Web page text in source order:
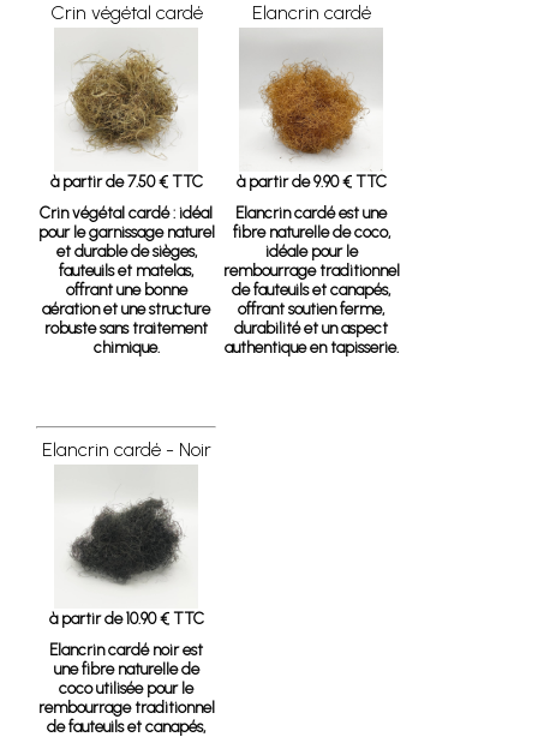
Crin végétal cardé
à partir de 7.50 € TTC
Crin végétal cardé: idéal
pour le garnissage naturel
et durable de sièges,
fauteuils et matelas,
offrant une bonne
aération et une structure
robuste sans traitement
chimique.
Elancrin cardé
à partir de 9.90 € TTC
Elancrin cardéest une
fibre naturelle de coco,
idéale pour le
rembourrage traditionnel
de fauteuils et canapés,
offrant soutien ferme,
durabilité et un aspect
authentique en tapisserie.
Elancrin cardé - Noir
à partir de 10.90 € TTC
Elancrin cardé noirest
une fibre naturelle de
coco utilisée pour le
rembourrage traditionnel
de fauteuils et canapés,